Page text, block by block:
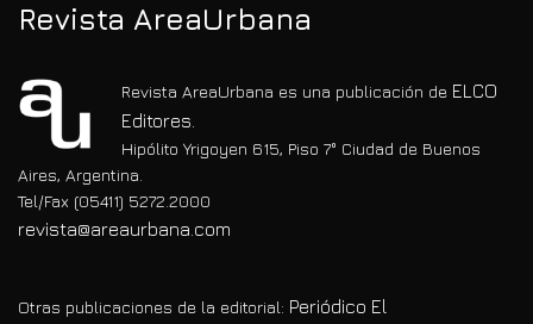
Revista AreaUrbana
Revista AreaUrbana es una publicación de ELCO
Editores.
Hipólito Yrigoyen 615, Piso 7° Ciudad de Buenos
Aires, Argentina.
Tel/Fax (05411) 5272.2000
revista@areaurbana.com
Otras publicaciones de la editorial: Periódico El